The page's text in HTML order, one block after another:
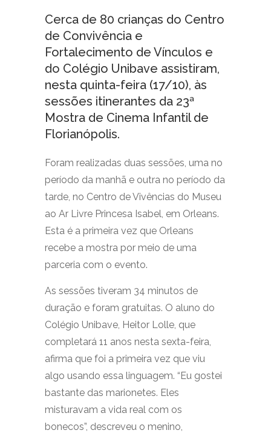
Cerca de 80 crianças do Centro
de Convivência e
Fortalecimento de Vínculos e
do Colégio Unibave assistiram,
nesta quinta-feira (17/10), às
sessões itinerantes da 23ª
Mostra de Cinema Infantil de
Florianópolis.
Foram realizadas duas sessões, uma no
período da manhã e outra no período da
tarde, no Centro de Vivências do Museu
ao Ar Livre Princesa Isabel, em Orleans.
Esta é a primeira vez que Orleans
recebe a mostra por meio de uma
parceria com o evento.
As sessões tiveram 34 minutos de
duração e foram gratuitas. O aluno do
Colégio Unibave, Heitor Lolle, que
completará 11 anos nesta sexta-feira,
afirma que foi a primeira vez que viu
algo usando essa linguagem. “Eu gostei
bastante das marionetes. Eles
misturavam a vida real com os
bonecos”, descreveu o menino,